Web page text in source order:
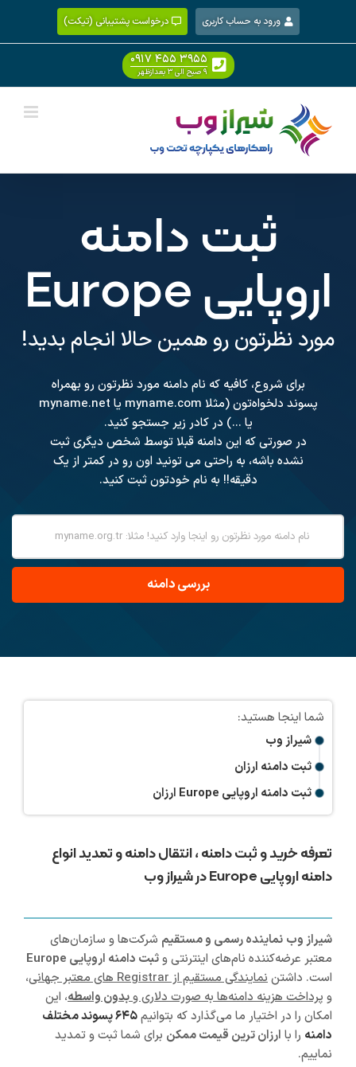
content
ورود به حساب کاربری درخواست پشتیبانی (تیکت)
۰۹۱۷ ۴۵۵ ۳۹۵۵
۹ صبح الی ۳ بعدازظهر
ثبت دامنه
اروپایی Europe
مورد نظرتون رو همین حالا انجام بدید!
برای شروع، کافیه که نام دامنه مورد نظرتون رو بهمراه
پسوند دلخواه‌تون (مثلا myname.com یا myname.net
یا ...) در کادر زیر جستجو کنید.
در صورتی که این دامنه قبلا توسط شخص دیگری ثبت
نشده باشه، به راحتی می تونید اون رو در کمتر از یک
دقیقه!! به نام خودتون ثبت کنید.
شیراز وب
ثبت دامنه ارزان
ثبت دامنه اروپایی Europe ارزان
تعرفه خرید و ثبت دامنه ، انتقال دامنه و تمدید انواع
دامنه اروپایی Europe در شیراز وب
شیرازوب نماینده رسمی و مستقیم شرکت‌ها و سازمان‌های
معتبر عرضه‌کننده نام‌های اینترنتی وثبت دامنه اروپایی Europe
است. داشتننمایندگی مستقیم از Registrar های معتبر جهانی
،
و پرداخت هزینه دامنه‌ها به صورت دلاری وبدون واسطه، این
امکان را در اختیار ما می‌گذارد که بتوانیم
۶۴۵ پسوند مختلف
دامنه را با ارزان ترین قیمت ممکن برای شما ثبت و تمدید
نماییم.